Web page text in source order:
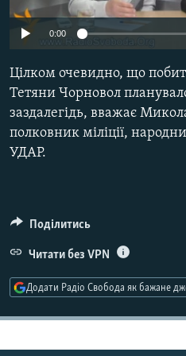
МУЛЬТИМЕДІА
ФОТО
СПЕЦПРОЄКТИ
ПОДКАСТИ
РУС
КТАТ
0:00
Цілком очевидно, що
Тетяни Чорновол
заздалегідь, вважає
полковник міліції,
УДАР.
Поділитись
Читати без VPN
Додати Радіо Свобода як бажане